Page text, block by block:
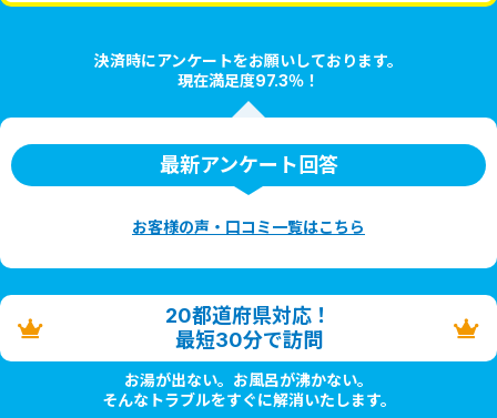
決済時にアンケートをお願いしております。
現在満足度97.3％！
最新アンケート回答
お客様の声・口コミ一覧はこちら
20都道府県対応！
最短30分で訪問
お湯が出ない。お風呂が沸かない。
そんなトラブルをすぐに解消いたします。